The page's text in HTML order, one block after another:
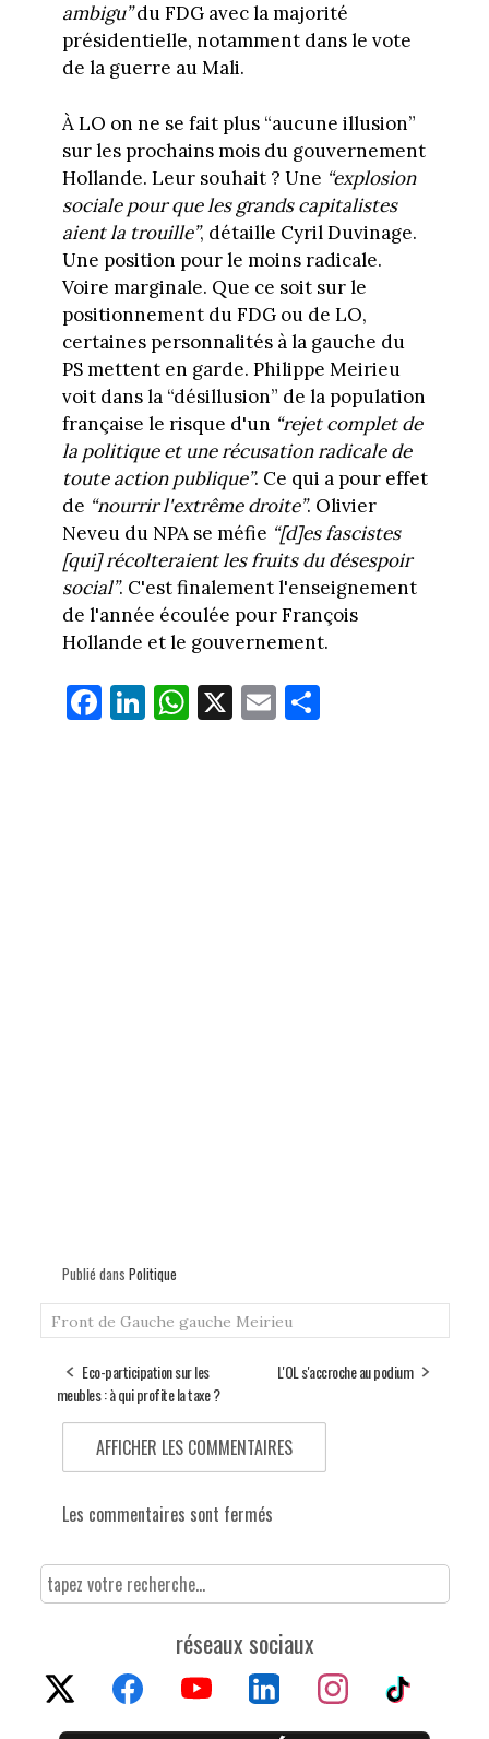
ambigu”du FDG avec la majorité
présidentielle, notamment dans le vote
de la guerre au Mali.
À LO on ne se fait plus “aucune illusion”
sur les prochains mois du gouvernement
Hollande. Leur souhait ? Une “explosion
sociale pour que les grands capitalistes
aient la trouille”, détaille Cyril Duvinage.
Une position pour le moins radicale.
Voire marginale. Que ce soit sur le
positionnement du FDG ou de LO,
certaines personnalités à la gauche du
PS mettent en garde. Philippe Meirieu
voit dans la “désillusion” de la population
française le risque d'un “rejet complet de
la politique et une récusation radicale de
toute action publique”. Ce qui a pour effet
de “nourrir l'extrême droite”. Olivier
Neveu du NPA se méfie “[d]es fascistes
[qui] récolteraient les fruits du désespoir
social”. C'est finalement l'enseignement
de l'année écoulée pour François
Hollande et le gouvernement.
Fa
ce
Li
nk
W
ha
X E
m
Pa
Publié dans Politique
Front de Gauche gauche Meirieu
Eco-participation sur les
meubles : à qui profite la taxe ?
L'OL s'accroche au podium
AFFICHER LES COMMENTAIRES
Les commentaires sont fermés
réseaux sociaux